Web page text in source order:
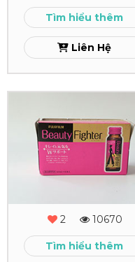
Tìm hiểu thêm
Liên Hệ
Hộp
Giấy
2 10670
Tìm hiểu thêm